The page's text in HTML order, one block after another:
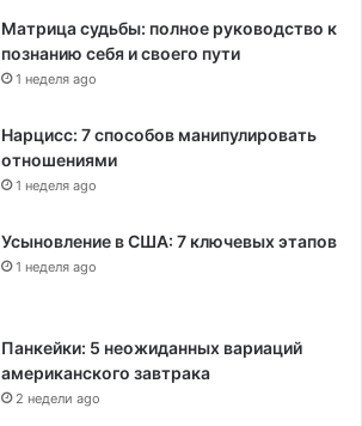
Матрица судьбы: полное руководство к
познанию себя и своего пути
1 неделя ago
Нарцисс: 7 способов манипулировать
отношениями
1 неделя ago
Усыновление в США: 7 ключевых этапов
1 неделя ago
Панкейки: 5 неожиданных вариаций
американского завтрака
2 недели ago